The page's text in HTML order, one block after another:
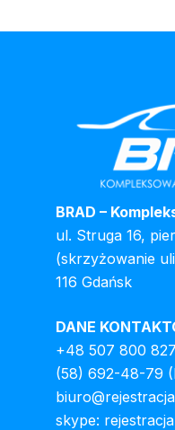
BRAD –
ul. Struga 16,
(skrzyżowanie
116 Gdańsk
DANE
+48 507 800 827
(58) 692-48-79
skype: